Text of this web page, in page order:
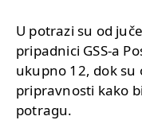
U potrazi su od
pripadnici GSS-a
ukupno 12, dok su
pripravnosti kako
potragu.